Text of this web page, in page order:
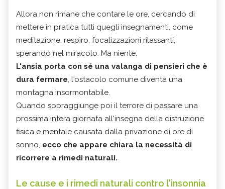
Allora non rimane che contare le ore, cercando di
mettere in pratica tutti quegli insegnamenti, come
meditazione, respiro, focalizzazioni rilassanti,
sperando nel miracolo. Ma niente.
L'ansia porta con sé una valanga di pensieri che è
dura fermare, l'ostacolo comune diventa una
montagna insormontabile.
Quando sopraggiunge poi il terrore di passare una
prossima intera giornata all'insegna della distruzione
fisica e mentale causata dalla privazione di ore di
sonno, ecco che appare chiara la necessità di
ricorrere a rimedi naturali.
Le cause e i rimedi naturali contro l'insonnia